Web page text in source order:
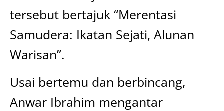
tersebut bertajuk “Merentasi
Samudera: Ikatan Sejati, Alunan
Warisan”.
Usai bertemu dan berbincang,
Anwar Ibrahim mengantar